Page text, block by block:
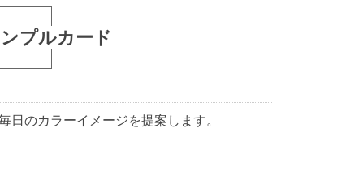
プルカード
日のカラーイメージを提案します。